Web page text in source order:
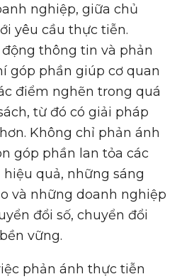
nghiệp, giữa chủ
yêu cầu thực tiễn.
thông tin và phản
góp phần giúp cơ quan
điểm nghẽn trong quá
từ đó có giải pháp
Không chỉ phản ánh
góp phần lan tỏa các
quả, những sáng
và những doanh nghiệp
đổi số, chuyển đổi
vững.
phản ánh thực tiễn